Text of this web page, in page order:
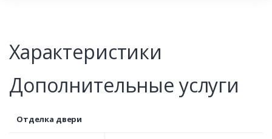
Характеристики
Дополнительные услуги
Отделка двери